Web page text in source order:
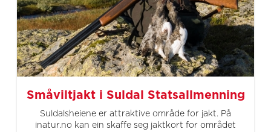
Småviltjakt i Suldal Statsallmenning
Suldalsheiene er attraktive område for jakt. På
inatur.no kan ein skaffe seg jaktkort for området